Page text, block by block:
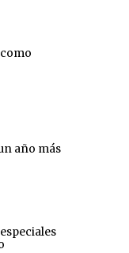
como
año más